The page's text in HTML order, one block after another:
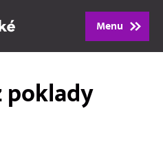
Menu